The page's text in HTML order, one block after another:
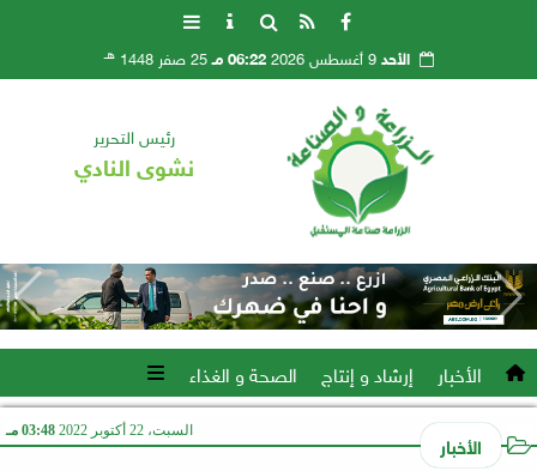
الأحد9 أغسطس 2026 06:22 مـ 25 صفر 1448 هـ
رئيس التحرير
نشوى النادي
الأخبار إرشاد و إنتاج الصحة و الغذاء
الأخبار السبت، 22 أكتوبر 2022 03:48 مـ